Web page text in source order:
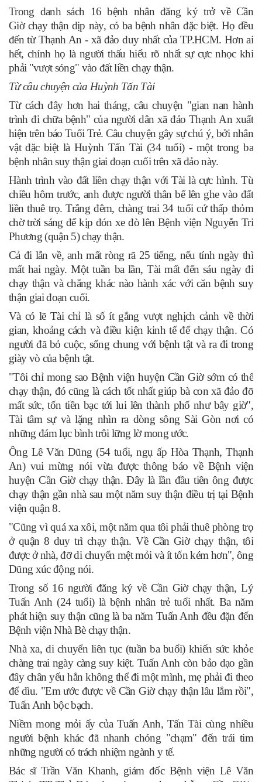
Trong danh sách 16 bệnh nhân đăng ký trở về Cần
Giờ chạy thận dịp này, có ba bệnh nhân đặc biệt. Họ đều
đến từ Thạnh An - xã đảo duy nhất của TP.HCM. Hơn ai
hết, chính họ là người thấu hiểu rõ nhất sự cực nhọc khi
phải "vượt sóng" vào đất liền chạy thận.
Từ câu chuyện của Huỳnh Tấn Tài
Từ cách đây hơn hai tháng, câu chuyện "gian nan hành
trình đi chữa bệnh" của người dân xã đảo Thạnh An xuất
hiện trên báo Tuổi Trẻ. Câu chuyện gây sự chú ý, bởi nhân
vật đặc biệt là Huỳnh Tấn Tài (34 tuổi) - một trong ba
bệnh nhân suy thận giai đoạn cuối trên xã đảo này.
Hành trình vào đất liền chạy thận với Tài là cực hình. Từ
chiều hôm trước, anh được người thân bế lên ghe vào đất
liền thuê trọ. Trắng đêm, chàng trai 34 tuổi cứ thấp thỏm
chờ trời sáng để kịp đón xe đò lên Bệnh viện Nguyễn Tri
Phương (quận 5) chạy thận.
Cả đi lẫn về, anh mất ròng rã 25 tiếng, nếu tính ngày thì
mất hai ngày. Một tuần ba lần, Tài mất đến sáu ngày đi
chạy thận và chẳng khác nào hành xác với căn bệnh suy
thận giai đoạn cuối.
Và có lẽ Tài chỉ là số ít gắng vượt nghịch cảnh về thời
gian, khoảng cách và điều kiện kinh tế để chạy thận. Có
người đã bỏ cuộc, sống chung với bệnh tật và ra đi trong
giày vò của bệnh tật.
"Tôi chỉ mong sao Bệnh viện huyện Cần Giờ sớm có thể
chạy thận, đó cũng là cách tốt nhất giúp bà con xã đảo đỡ
mất sức, tốn tiền bạc tới lui lên thành phố như bây giờ",
Tài tâm sự và lặng nhìn ra dòng sông Sài Gòn nơi có
những đám lục bình trôi lững lờ mong ước.
Ông Lê Văn Dũng (54 tuổi, ngụ ấp Hòa Thạnh, Thạnh
An) vui mừng nói vừa được thông báo về Bệnh viện
huyện Cần Giờ chạy thận. Đây là lần đầu tiên ông được
chạy thận gần nhà sau một năm suy thận điều trị tại Bệnh
viện quận 8.
"Cũng vì quá xa xôi, một năm qua tôi phải thuê phòng trọ
ở quận 8 duy trì chạy thận. Về Cần Giờ chạy thận, tôi
được ở nhà, đỡ di chuyển mệt mỏi và ít tốn kém hơn", ông
Dũng xúc động nói.
Trong số 16 người đăng ký về Cần Giờ chạy thận, Lý
Tuấn Anh (24 tuổi) là bệnh nhân trẻ tuổi nhất. Ba năm
phát hiện suy thận cũng là ba năm Tuấn Anh đều đặn đến
Bệnh viện Nhà Bè chạy thận.
Nhà xa, di chuyển liên tục (tuần ba buổi) khiến sức khỏe
chàng trai ngày càng suy kiệt. Tuấn Anh còn bảo dạo gần
đây chân yếu hẳn không thể đi một mình, mẹ phải đi theo
để dìu. "Em ước được về Cần Giờ chạy thận lâu lắm rồi",
Tuấn Anh bộc bạch.
Niềm mong mỏi ấy của Tuấn Anh, Tấn Tài cùng nhiều
người bệnh khác đã nhanh chóng "chạm" đến trái tim
những người có trách nhiệm ngành y tế.
Bác sĩ Trần Văn Khanh, giám đốc Bệnh viện Lê Văn